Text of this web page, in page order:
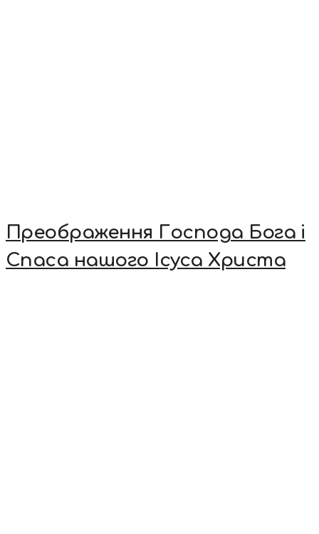
Преображення Господа Бога і
Спаса нашого Ісуса Христа